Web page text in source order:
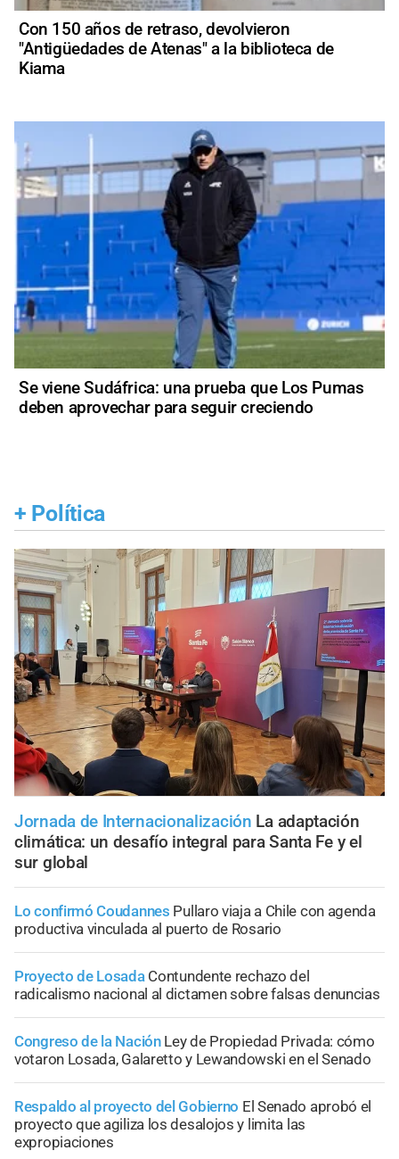
Con 150 años de retraso, devolvieron
"Antigüedades de Atenas" a la biblioteca de
Kiama
Se viene Sudáfrica: una prueba que Los Pumas
deben aprovechar para seguir creciendo
+ Política
Jornada de Internacionalización La adaptación
climática: un desafío integral para Santa Fe y el
sur global
Lo confirmó Coudannes Pullaro viaja a Chile con agenda
productiva vinculada al puerto de Rosario
Proyecto de Losada Contundente rechazo del
radicalismo nacional al dictamen sobre falsas denuncias
Congreso de la Nación Ley de Propiedad Privada: cómo
votaron Losada, Galaretto y Lewandowski en el Senado
Respaldo al proyecto del Gobierno El Senado aprobó el
proyecto que agiliza los desalojos y limita las
expropiaciones